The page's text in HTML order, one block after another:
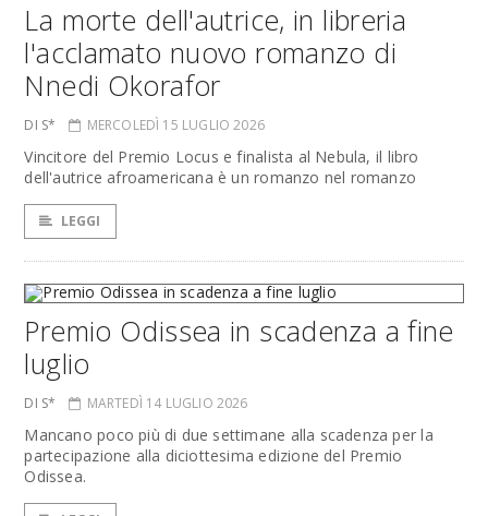
La morte dell'autrice, in libreria
l'acclamato nuovo romanzo di
Nnedi Okorafor
DI S* MERCOLEDÌ 15 LUGLIO 2026
Vincitore del Premio Locus e finalista al Nebula, il libro
dell'autrice afroamericana è un romanzo nel romanzo
LEGGI
Premio Odissea in scadenza a fine
luglio
DI S* MARTEDÌ 14 LUGLIO 2026
Mancano poco più di due settimane alla scadenza per la
partecipazione alla diciottesima edizione del Premio
Odissea.